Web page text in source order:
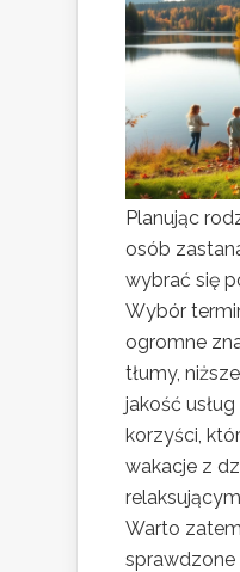
Planując
osób
wybrać się
Wybór
ogromne
tłumy,
jakość
korzyści,
wakacje z
Warto
sprawdzone